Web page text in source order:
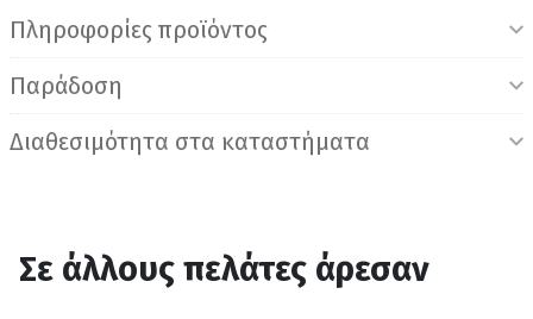
Πληροφορίες προϊόντος
Παράδοση
Διαθεσιμότητα στα καταστήματα
Σε άλλους πελάτες άρεσαν